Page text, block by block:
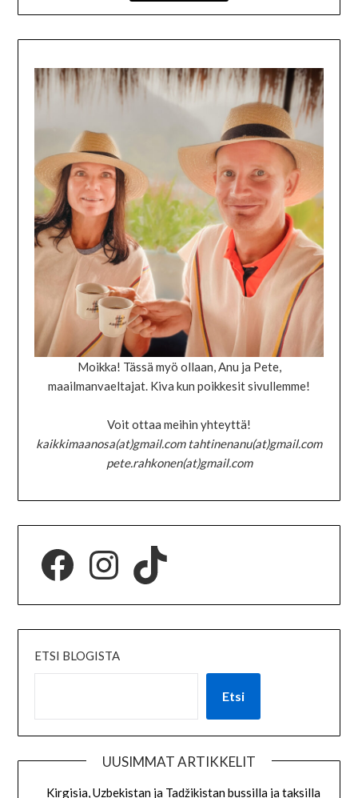
Moikka! Tässä myö ollaan, Anu ja Pete,
maailmanvaeltajat. Kiva kun poikkesit sivullemme!
Voit ottaa meihin yhteyttä!
kaikkimaanosa(at)gmail.com tahtinenanu(at)gmail.com
pete.rahkonen(at)gmail.com
ETSI BLOGISTA
Etsi
UUSIMMAT ARTIKKELIT
Kirgisia, Uzbekistan ja Tadžikistan bussilla ja taksilla